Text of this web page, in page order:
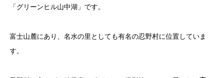
「グリーンヒル山中湖」です。
富士山麓にあり、名水の里としても有名の忍野村に位置していま
す。